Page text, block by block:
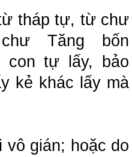
tháp tự, từ chư
Tăng bốn
con tự lấy, bảo
kẻ khác lấy mà
vô gián; hoặc do